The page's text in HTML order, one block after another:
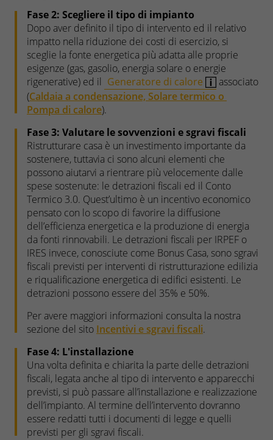
Fase 2: Scegliere il tipo di impianto
Dopo aver definito il tipo di intervento ed il relativo
impatto nella riduzione dei costi di esercizio, si
sceglie la fonte energetica più adatta alle proprie
esigenze (gas, gasolio, energia solare o energie
rigenerative) ed il Generatore di calore
associato
(Caldaia a condensazione, Solare termico o
Pompa di calore).
Fase 3: Valutare le sovvenzioni e sgravi fiscali
Ristrutturare casa è un investimento importante da
sostenere, tuttavia ci sono alcuni elementi che
possono aiutarvi a rientrare più velocemente dalle
spese sostenute: le detrazioni fiscali ed il Conto
Termico 3.0. Quest’ultimo è un incentivo economico
pensato con lo scopo di favorire la diffusione
dell’efficienza energetica e la produzione di energia
da fonti rinnovabili. Le detrazioni fiscali per IRPEF o
IRES invece, conosciute come Bonus Casa, sono sgravi
fiscali previsti per interventi di ristrutturazione edilizia
e riqualificazione energetica di edifici esistenti. Le
detrazioni possono essere del 35% e 50%.
Per avere maggiori informazioni consulta la nostra
sezione del sito Incentivi e sgravi fiscali.
Fase 4: L'installazione
Una volta definita e chiarita la parte delle detrazioni
fiscali, legata anche al tipo di intervento e apparecchi
previsti, si può passare all’installazione e realizzazione
dell’impianto. Al termine dell’intervento dovranno
essere redatti tutti i documenti di legge e quelli
previsti per gli sgravi fiscali.